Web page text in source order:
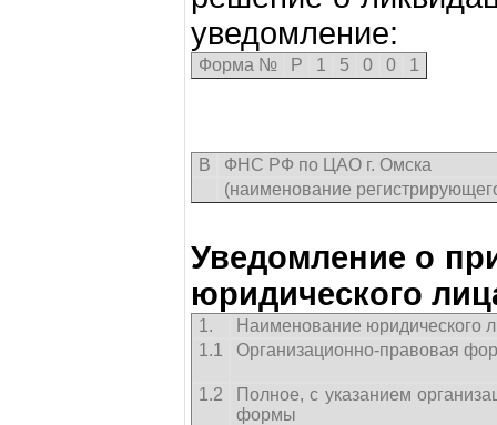
уведомление:
Форма № P 1 5 0 0 1
В
ФНС РФ по ЦАО г. Омска
(наименование
Уведомление о
юридического
1.
Наименование юридического
1.1
Организационно-правовая
1.2
Полное, с указанием
формы